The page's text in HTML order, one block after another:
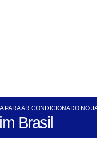
PARA AR CONDICIONADO NO
Brasil